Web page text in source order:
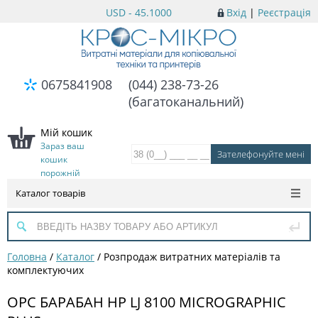
Вхід | Реєстрація
USD - 45.1000
0675841908
(044) 238-73-26
(багатоканальний)
Мій кошик
Зараз ваш
кошик
порожній
Каталог товарів
Головна / Каталог / Розпродаж витратних матеріалів та
комплектуючих
OPC БАРАБАН HP LJ 8100 MICROGRAPHIC